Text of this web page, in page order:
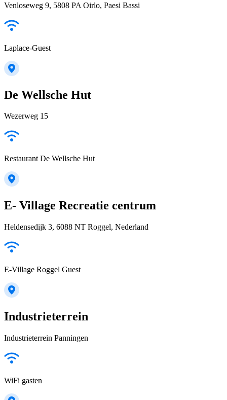
Venloseweg 9, 5808 PA Oirlo, Paesi Bassi
Laplace-Guest
De Wellsche Hut
Wezerweg 15
Restaurant De Wellsche Hut
E- Village Recreatie centrum
Heldensedijk 3, 6088 NT Roggel, Nederland
E-Village Roggel Guest
Industrieterrein
Industrieterrein Panningen
WiFi gasten